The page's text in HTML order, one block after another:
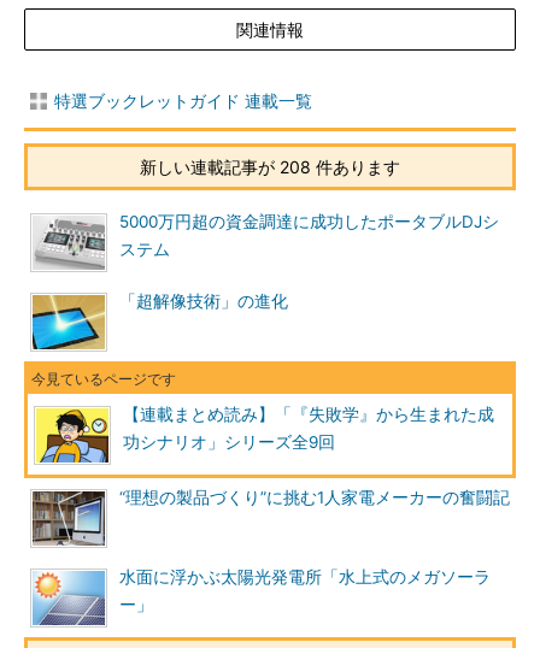
関連情報
特選ブックレットガイド 連載一覧
新しい連載記事が 208 件あります
5000万円超の資金調達に成功したポータブルDJシ
ステム
「超解像技術」の進化
【連載まとめ読み】「『失敗学』から生まれた成
功シナリオ」シリーズ全9回
“理想の製品づくり”に挑む1人家電メーカーの奮闘記
水面に浮かぶ太陽光発電所「水上式のメガソーラ
ー」